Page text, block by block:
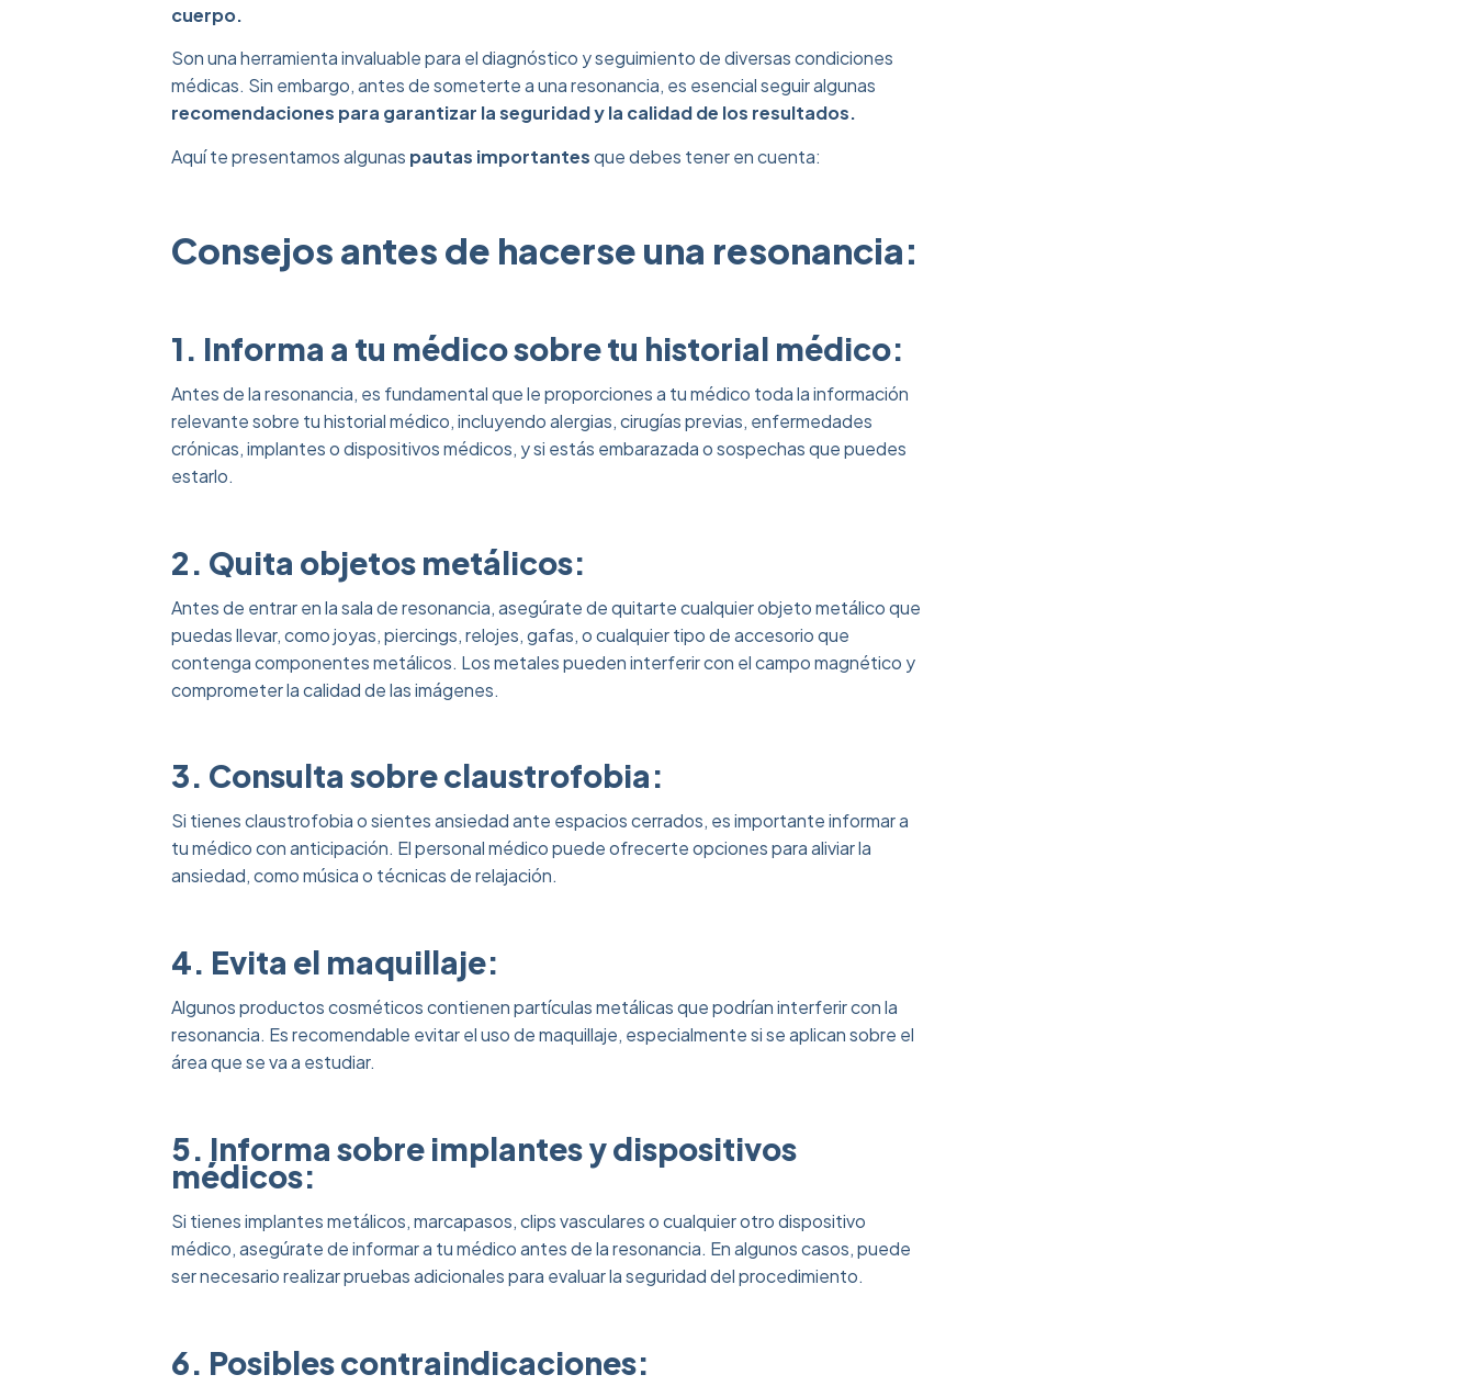
cuerpo.
Son una herramienta invaluable para el diagnóstico y seguimiento de diversas condiciones
médicas. Sin embargo, antes de someterte a una resonancia, es esencial seguir algunas
recomendaciones para garantizar la seguridad y la calidad de los resultados.
Aquí te presentamos algunas pautas importantesque debes tener en cuenta:
Consejos antes de hacerse una resonancia:
1. Informa a tu médico sobre tu historial médico:
Antes de la resonancia, es fundamental que le proporciones a tu médico toda la información
relevante sobre tu historial médico, incluyendo alergias, cirugías previas, enfermedades
crónicas, implantes o dispositivos médicos, y si estás embarazada o sospechas que puedes
estarlo.
2. Quita objetos metálicos:
Antes de entrar en la sala de resonancia, asegúrate de quitarte cualquier objeto metálico que
puedas llevar, como joyas, piercings, relojes, gafas, o cualquier tipo de accesorio que
contenga componentes metálicos. Los metales pueden interferir con el campo magnético y
comprometer la calidad de las imágenes.
3. Consulta sobre claustrofobia:
Si tienes claustrofobia o sientes ansiedad ante espacios cerrados, es importante informar a
tu médico con anticipación. El personal médico puede ofrecerte opciones para aliviar la
ansiedad, como música o técnicas de relajación.
4. Evita el maquillaje:
Algunos productos cosméticos contienen partículas metálicas que podrían interferir con la
resonancia. Es recomendable evitar el uso de maquillaje, especialmente si se aplican sobre el
área que se va a estudiar.
5. Informa sobre implantes y dispositivos
médicos:
Si tienes implantes metálicos, marcapasos, clips vasculares o cualquier otro dispositivo
médico, asegúrate de informar a tu médico antes de la resonancia. En algunos casos, puede
ser necesario realizar pruebas adicionales para evaluar la seguridad del procedimiento.
6. Posibles contraindicaciones: